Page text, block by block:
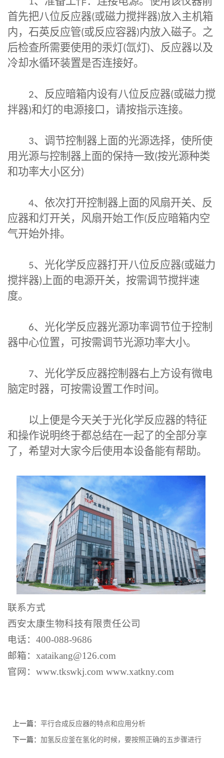
首先把八位反应器(或磁力搅拌器)放入主机箱
内，石英反应管(或反应容器)内放入磁子。之
后检查所需要使用的汞灯 (氙灯 )、反应器以及
冷却水循环装置是否连接好。
2、反应暗箱内设有八位反应器(或磁力搅
拌器)和灯的电源接口，请按指示连接。
3、调节控制器上面的光源选择，使所使
用光源与控制器上面的保持一致(按光源种类
和功率大小区分)
4、依次打开控制器上面的风扇开关、反
应器和灯开关，风扇开始工作(反应暗箱内空
气开始外排。
5、光化学反应器打开八位反应器(或磁力
搅拌器) 上面的电源开关，按需调节搅拌速
度。
6、光化学反应器光源功率调节位于控制
器中心位置，可按需调节光源功率大小。
7、光化学反应器控制器右上方设有微电
脑定时器，可按需设置工作时间。
以上便是今天关于光化学反应器的特征
和操作说明终于都总结在一起了的全部分享
了，希望对大家今后使用本设备能有帮助。
联系方式
西安太康生物科技有限责任公司
电话： 400-088-9686
邮箱： xataikang@126.com
官网： www.tkswkj.com www.xatkny.com
上一篇： 平行合成反应器的特点和应用分析
下一篇： 加氢反应釜在氢化的时候，要按照正确的五步骤进行